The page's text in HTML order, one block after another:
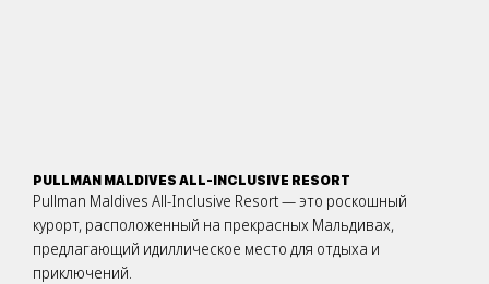
PULLMAN MALDIVES ALL-INCLUSIVE RESORT
Pullman Maldives All-Inclusive Resort — это роскошный
курорт, расположенный на прекрасных Мальдивах,
предлагающий идиллическое место для отдыха и
приключений.